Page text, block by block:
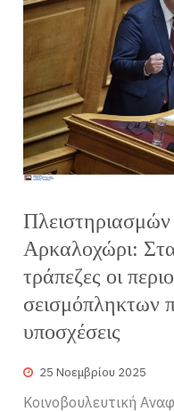
Πλειστηριασμών
Αρκαλοχώρι:
τράπεζες οι
σεισμόπληκτων
υποσχέσεις
25 Νοεμβρίου 2025
Κοινοβουλευτική